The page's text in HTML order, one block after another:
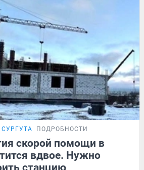
ПОДРОБНОСТИ
скорой помощи в
вдвое. Нужно
станцию